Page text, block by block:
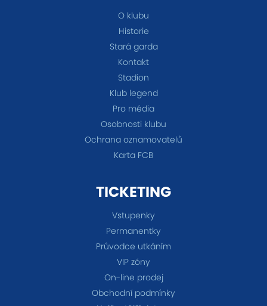
O klubu
Historie
Stará garda
Kontakt
Stadion
Klub legend
Pro média
Osobnosti klubu
Ochrana oznamovatelů
Karta FCB
TICKETING
Vstupenky
Permanentky
Průvodce utkáním
VIP zóny
On-line prodej
Obchodní podmínky